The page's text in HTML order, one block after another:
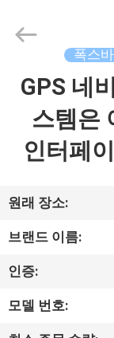
집
동
영
상
2015
Automobile
Electron
폭스
GPS 네
스템은
인터페
원래 장소:
브랜드 이름:
인증:
모델 번호: